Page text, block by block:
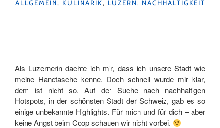
KATEGORIEN
ALLGEMEIN, KULINARIK, LUZERN, NACHHALTIGKEIT
Als Luzernerin dachte ich mir, dass ich unsere Stadt wie
meine Handtasche kenne. Doch schnell wurde mir klar,
dem ist nicht so. Auf der Suche nach nachhaltigen
Hotspots, in der schönsten Stadt der Schweiz, gab es so
einige unbekannte Highlights. Für mich und für dich – aber
keine Angst beim Coop schauen wir nicht vorbei.